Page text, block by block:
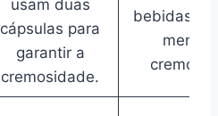
usam duas
cápsulas para
garantir a
cremosidade.
bebidas
menos